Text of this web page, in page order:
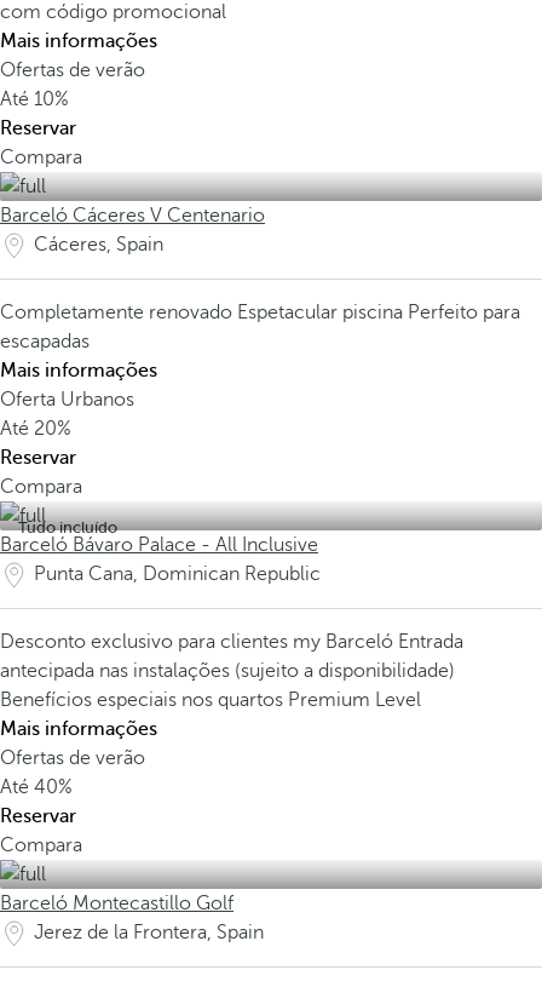
com código promocional
Mais informações
Ofertas de verão
Até 10%
Reservar
Compara
Barceló Cáceres V Centenario
Cáceres, Spain
Completamente renovado Espetacular piscina Perfeito para
escapadas
Mais informações
Oferta Urbanos
Até 20%
Reservar
Compara
Tudo incluído
Barceló Bávaro Palace - All Inclusive
Punta Cana, Dominican Republic
Desconto exclusivo para clientes my Barceló Entrada
antecipada nas instalações (sujeito a disponibilidade)
Benefícios especiais nos quartos Premium Level
Mais informações
Ofertas de verão
Até 40%
Reservar
Compara
Barceló Montecastillo Golf
Jerez de la Frontera, Spain